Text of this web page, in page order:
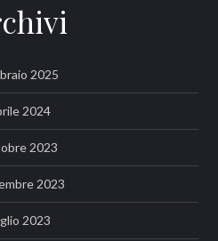
2025
2024
2023
2023
2023